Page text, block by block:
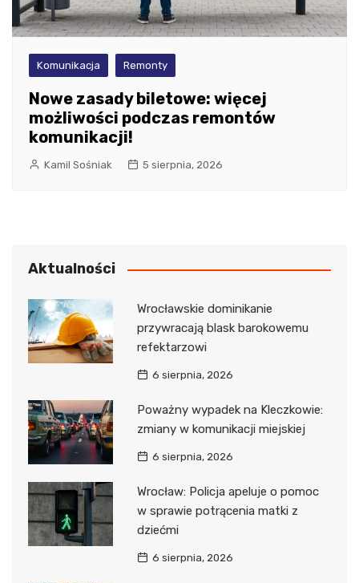
Komunikacja Remonty
Nowe zasady biletowe: więcej
możliwości podczas remontów
komunikacji!
Kamil Sośniak 5 sierpnia, 2026
Aktualności
Wrocławskie dominikanie
przywracają blask barokowemu
refektarzowi
6 sierpnia, 2026
Poważny wypadek na Kleczkowie:
zmiany w komunikacji miejskiej
6 sierpnia, 2026
Wrocław: Policja apeluje o pomoc
w sprawie potrącenia matki z
dziećmi
6 sierpnia, 2026